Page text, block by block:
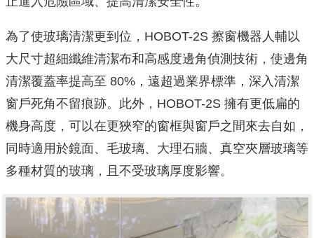
為了使玻璃清潔更到位，HOBOT-2S 擦窗機器人輔以
大尺寸超細纖維清潔布和高感度邊角偵測技術，使邊角
清潔覆蓋率提高至 80%，遠超過業界標準，深入清潔
窗戶死角不留痕跡。此外，HOBOT-2S 擁有更低扁的
機身高度， 可以在更狹窄的窗框與窗戶之間來去自如，
同時適用於鏡面、 毛玻璃、大理石牆、真空夾層玻璃等
多種材質的玻璃，且不受玻璃厚度影響。